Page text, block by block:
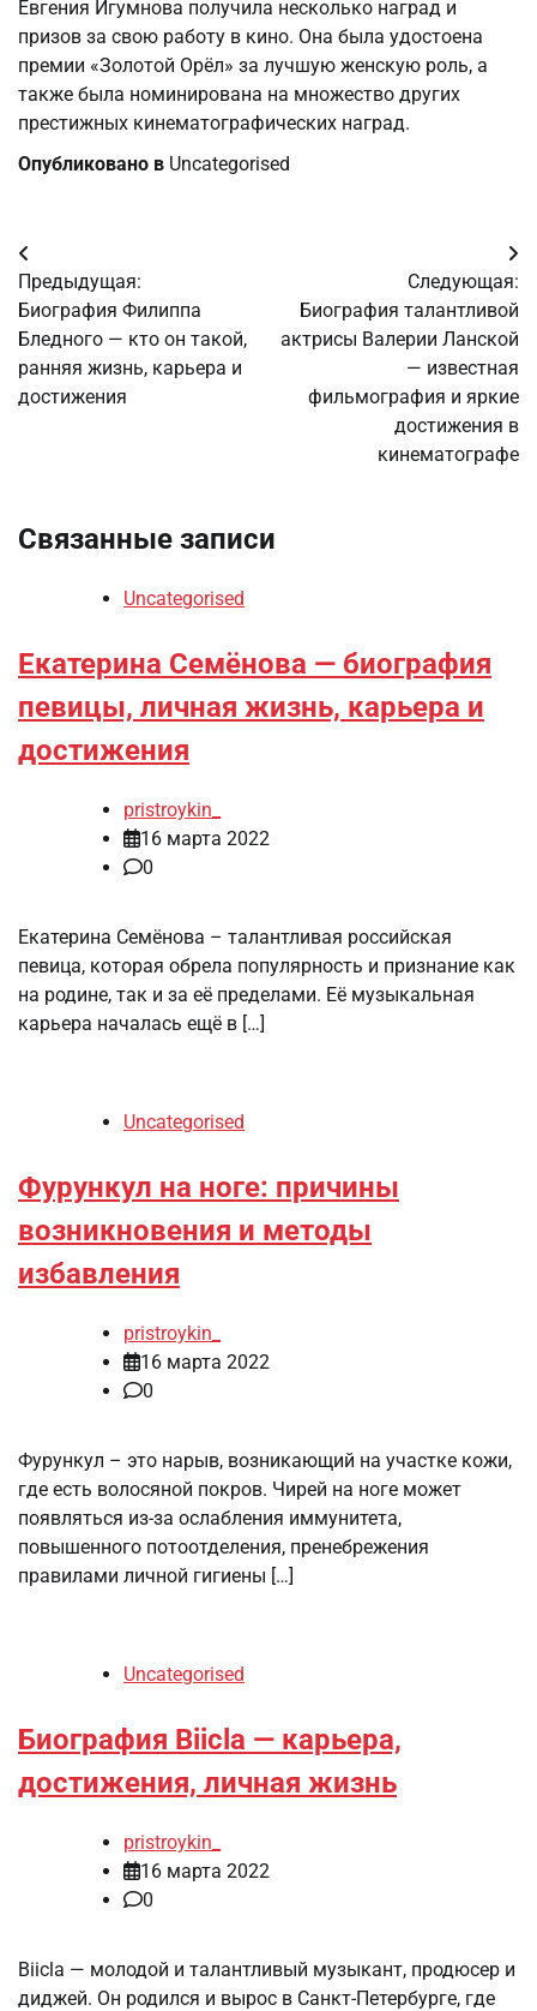
Евгения Игумнова получила несколько наград и
призов за свою работу в кино. Она была удостоена
премии «Золотой Орёл» за лучшую женскую роль, а
также была номинирована на множество других
престижных кинематографических наград.
Опубликовано в Uncategorised
Навигация
по
записям
Предыдущая:
Биография Филиппа
Бледного — кто он такой,
ранняя жизнь, карьера и
достижения
Следующая:
Биография талантливой
актрисы Валерии Ланской
— известная
фильмография и яркие
достижения в
кинематографе
Связанные записи
Uncategorised
Екатерина Семёнова — биография
певицы, личная жизнь, карьера и
достижения
pristroykin_
16 марта 2022
0
Екатерина Семёнова – талантливая российская
певица, которая обрела популярность и признание как
на родине, так и за её пределами. Её музыкальная
карьера началась ещё в […]
Uncategorised
Фурункул на ноге: причины
возникновения и методы
избавления
pristroykin_
16 марта 2022
0
Фурункул – это нарыв, возникающий на участке кожи,
где есть волосяной покров. Чирей на ноге может
появляться из-за ослабления иммунитета,
повышенного потоотделения, пренебрежения
правилами личной гигиены […]
Uncategorised
Биография Biicla — карьера,
достижения, личная жизнь
pristroykin_
16 марта 2022
0
Biicla — молодой и талантливый музыкант, продюсер и
диджей. Он родился и вырос в Санкт-Петербурге, где